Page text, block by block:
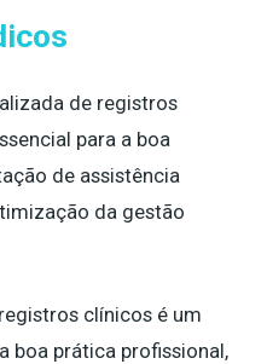
de registros
para a boa
de assistência
da gestão
clínicos é um
boa prática profissional,